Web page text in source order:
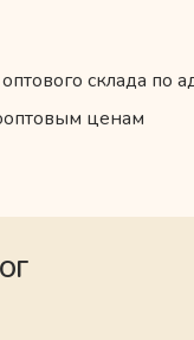
склада по
ценам